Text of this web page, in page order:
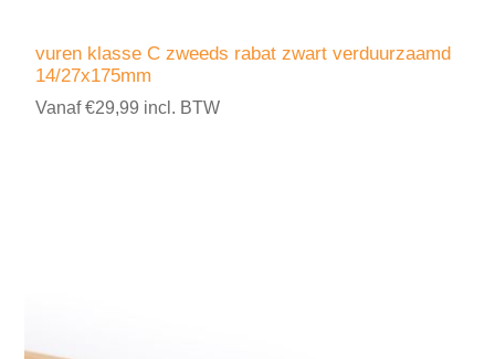
vuren klasse C zweeds rabat zwart verduurzaamd
14/27x175mm
Vanaf €29,99 incl. BTW